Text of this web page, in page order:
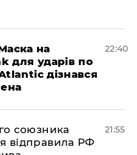
на
для ударів по
дізнався
22:40
союзника
відправила РФ
21:55